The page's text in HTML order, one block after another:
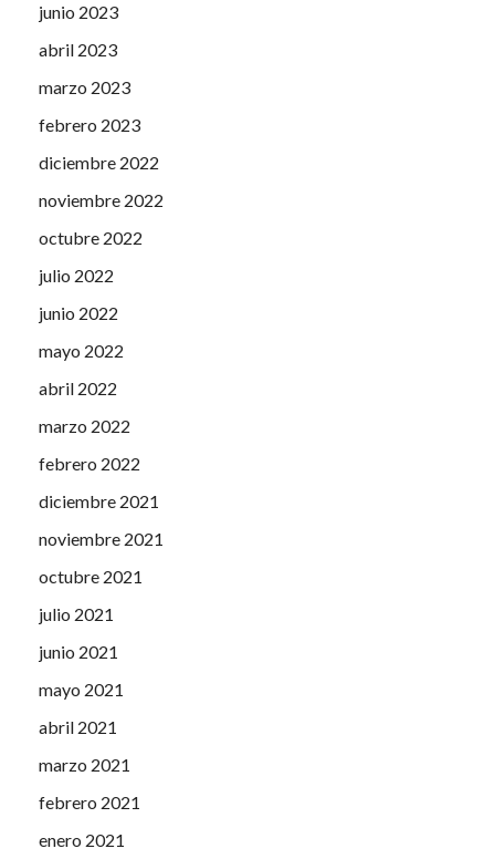
junio 2023
abril 2023
marzo 2023
febrero 2023
diciembre 2022
noviembre 2022
octubre 2022
julio 2022
junio 2022
mayo 2022
abril 2022
marzo 2022
febrero 2022
diciembre 2021
noviembre 2021
octubre 2021
julio 2021
junio 2021
mayo 2021
abril 2021
marzo 2021
febrero 2021
enero 2021